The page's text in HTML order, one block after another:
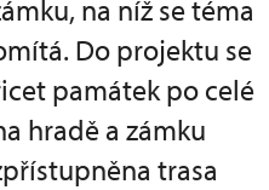
na níž se téma
Do projektu se
památek po celé
hradě a zámku
trasa